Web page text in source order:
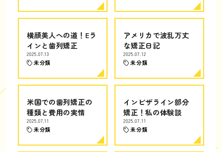
横顔美人への道！Eラ
インと歯列矯正
2025.07.13
未分類
アメリカで波乱万丈
な矯正日記
2025.07.12
未分類
米国での歯列矯正の
種類と費用の実情
2025.07.11
未分類
インビザライン部分
矯正！私の体験談
2025.07.11
未分類